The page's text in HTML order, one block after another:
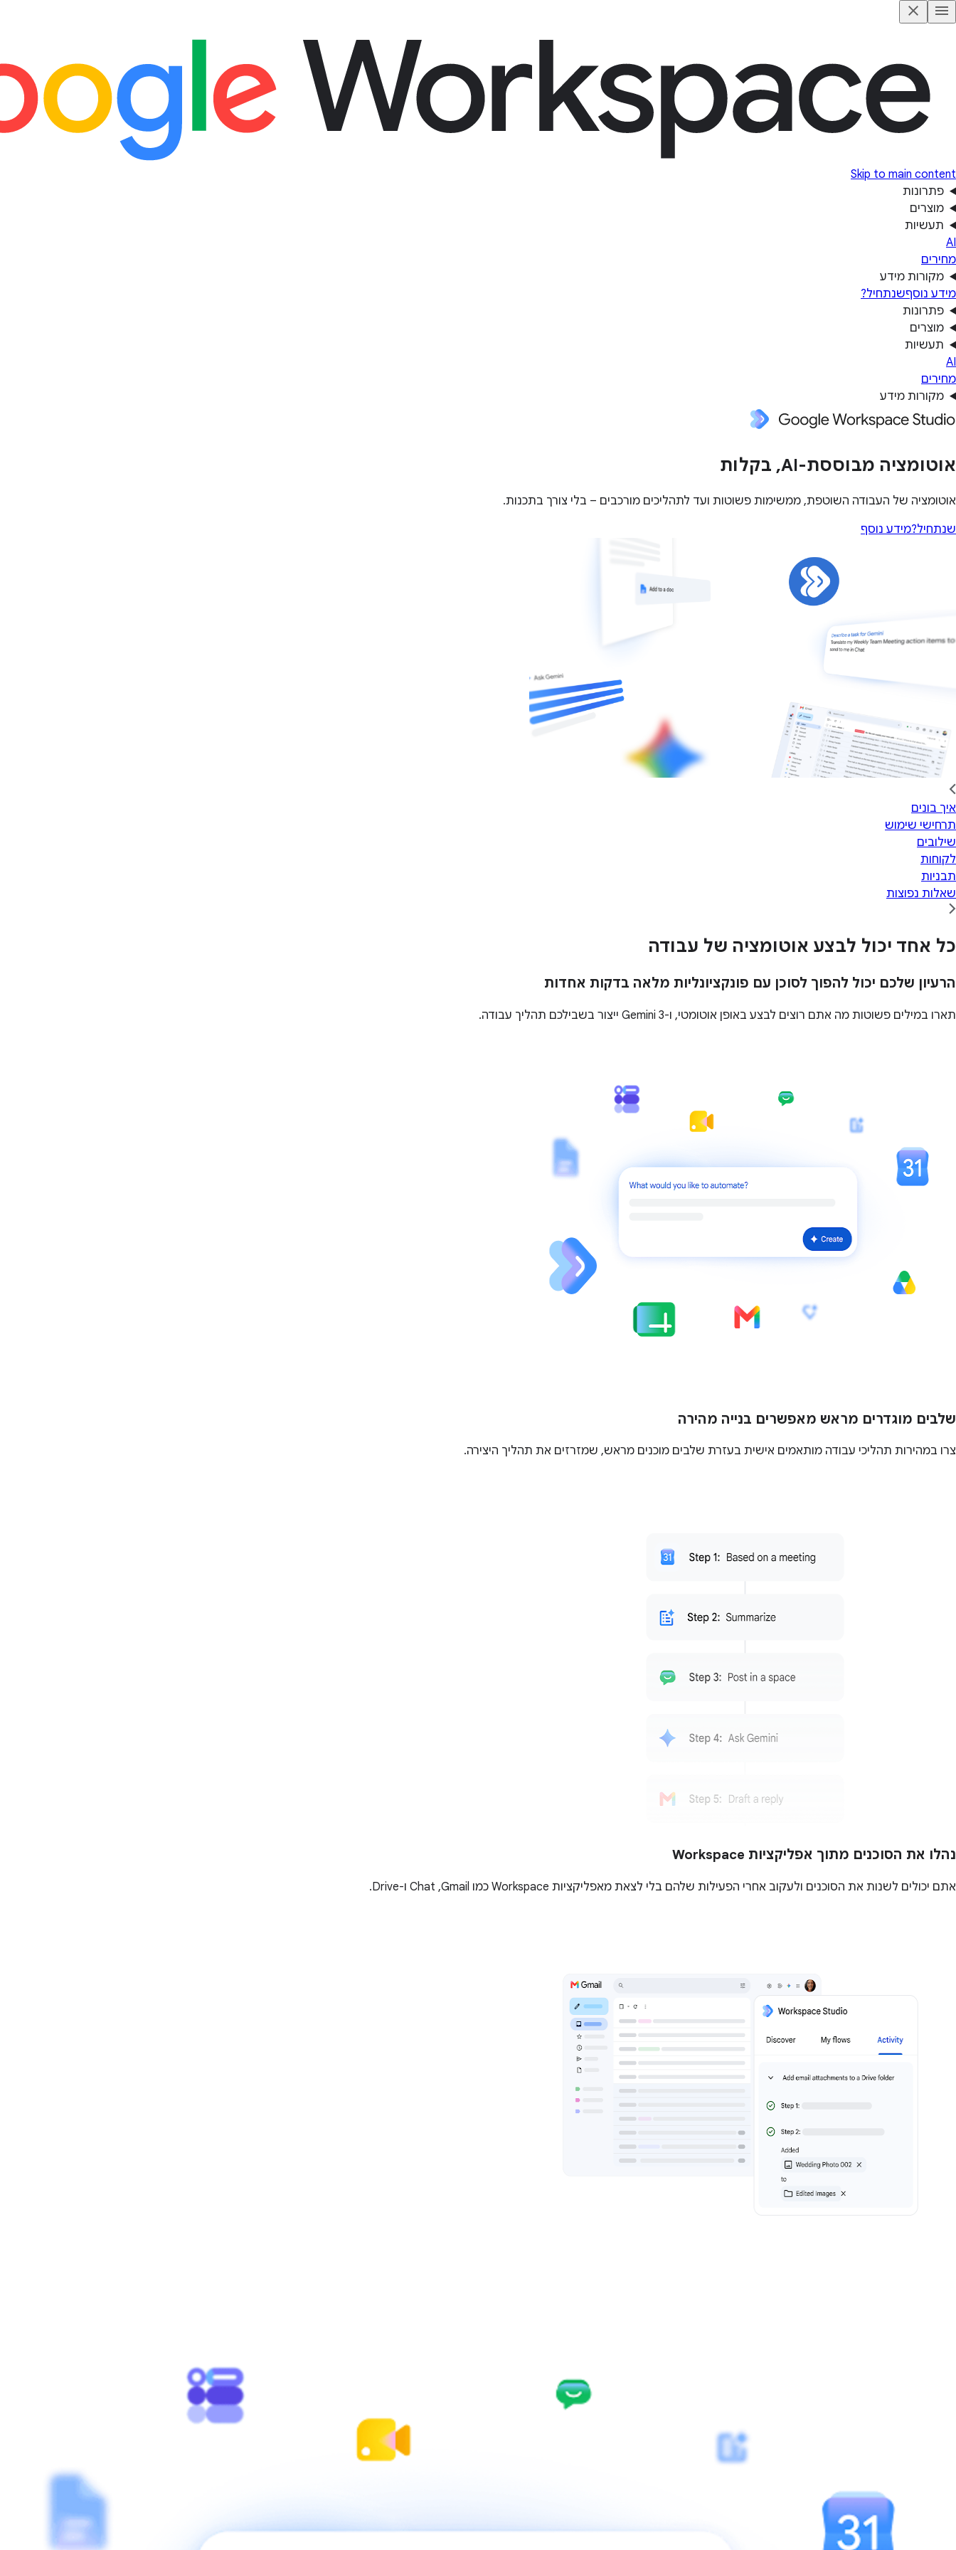
Skip to main content
פתרונות
מוצרים
תעשיות
AI
מחירים
מקורות מידע
מידע נוסףשנתחיל?
פתרונות
מוצרים
תעשיות
AI
מחירים
מקורות מידע
אוטומציה מבוססת-AI, בקלות
אוטומציה של העבודה השוטפת, ממשימות פשוטות ועד לתהליכים מורכבים – בלי צורך בתכנות.
שנתחיל?מידע נוסף
איך בונים
תרחישי שימוש
שילובים
לקוחות
תבניות
שאלות נפוצות
כל אחד יכול לבצע אוטומציה של עבודה
הרעיון שלכם יכול להפוך לסוכן עם פונקציונליות מלאה בדקות אחדות
תארו במילים פשוטות מה אתם רוצים לבצע באופן אוטומטי, ו-Gemini 3 ייצור בשבילכם תהליך עבודה.
שלבים מוגדרים מראש מאפשרים בנייה מהירה
צרו במהירות תהליכי עבודה מותאמים אישית בעזרת שלבים מוכנים מראש, שמזרזים את תהליך היצירה.
נהלו את הסוכנים מתוך אפליקציות Workspace
אתם יכולים לשנות את הסוכנים ולעקוב אחרי הפעילות שלהם בלי לצאת מאפליקציות Workspace כמו Gmail,‏ Chat ו-Drive.